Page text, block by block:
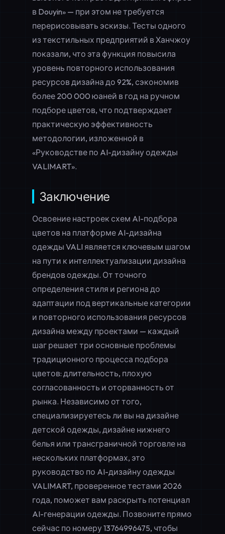
в Douyin» — при этом не требуется
перерисовывать эскизы. Тесты одного
из текстильных предприятий в Ханчжоу
показали, что эта функция повысила
уровень повторного использования
ресурсов дизайна до 92%, сэкономив
более 200 000 юаней в год на ручном
подборе цветов, что подтверждает
практическую эффективность
методологии, изложенной в
«Руководстве по AI-дизайну одежды
VALIMART».
Заключение
Освоение настроек схем AI-подбора
цветов на платформе AI-дизайна
одежды VALI является ключевым шагом
на пути к интеллектуализации дизайна
брендов одежды. От точного
определения стиля и региона до
адаптации под вертикальные категории
и повторного использования ресурсов
дизайна между проектами — каждый
шаг решает три основные проблемы
традиционного процесса подбора
цветов: длительность, плохую
согласованность и оторванность от
рынка. Независимо от того,
специализируетесь ли вы на дизайне
детской одежды, дизайне нижнего
белья или трансграничной торговле на
нескольких платформах, это
руководство по AI-дизайну одежды
VALIMART, проверенное тестами 2026
года, поможет вам раскрыть потенциал
AI-генерации одежды. Позвоните прямо
сейчас по номеру 13764996475, чтобы